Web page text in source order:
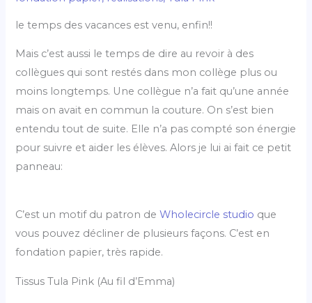
le temps des vacances est venu, enfin!!
Mais c’est aussi le temps de dire au revoir à des
collègues qui sont restés dans mon collège plus ou
moins longtemps. Une collègue n’a fait qu’une année
mais on avait en commun la couture. On s’est bien
entendu tout de suite. Elle n’a pas compté son énergie
pour suivre et aider les élèves. Alors je lui ai fait ce petit
panneau:
C’est un motif du patron deWholecircle studio que
vous pouvez décliner de plusieurs façons. C’est en
fondation papier, très rapide.
Tissus Tula Pink (Au fil d’Emma)